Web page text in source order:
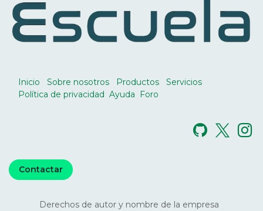
Inicio Sobre nosotros Productos
Servicios
Política de privacidad Ayuda Foro
Contactar
Derechos de autor y nombre de la empresa